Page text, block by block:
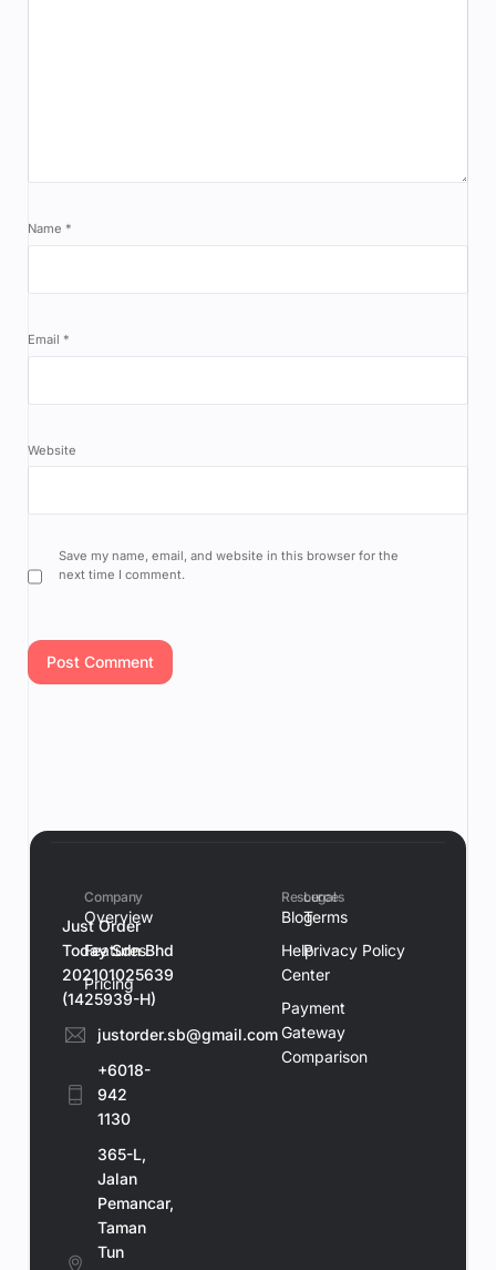
Name *
Email *
Website
Save my name, email, and website in this browser for the
next time I comment.
Just Order
Today Sdn Bhd
202101025639
(1425939-H)
justorder.sb@gmail.com
+6018-
942
1130
365-L,
Jalan
Pemancar,
Taman
Tun
Company
Overview
Features
Pricing
Resources
Blog
Help
Center
Payment
Gateway
Comparison
Legal
Terms
Privacy Policy